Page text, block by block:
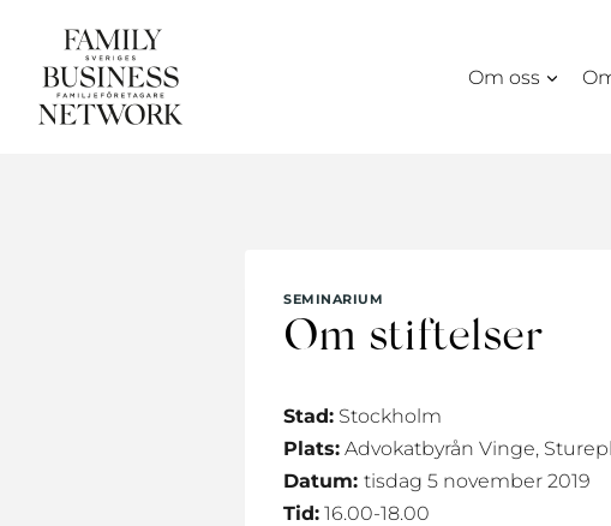
content
Om oss
SEMINARIUM
Om stiftelser
Stad: Stockholm
Plats: Advokatbyrån Vinge,
Datum: tisdag 5 november 2019
Tid: 16.00-18.00